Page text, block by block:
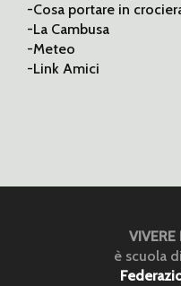
-Cosa portare in
-La Cambusa
-Meteo
-Link Amici
VIVERE
è scuola